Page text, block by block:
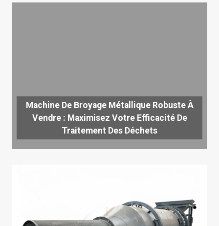
Machine De Broyage Métallique Robuste À
Vendre : Maximisez Votre Efficacité De
Traitement Des Déchets